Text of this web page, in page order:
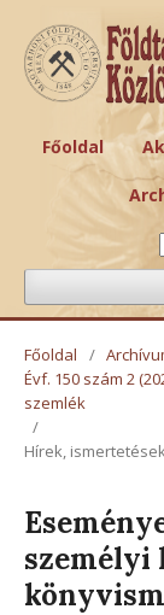
Főoldal
Főoldal /
Évf. 150 szám 2
szemlék
/
Hírek,
személyi